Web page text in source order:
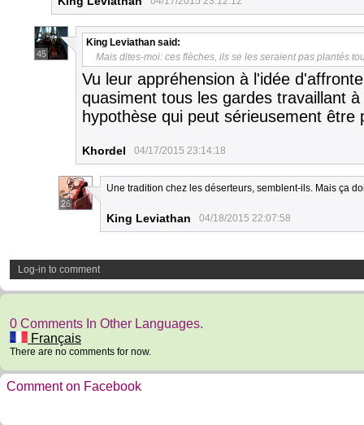
45
King Leviathan said:
Mais dites-moi: ces flèches, ils se les seraient pas plantés
Vu leur appréhension à l'idée
quasiment tous les gardes travaillant
hypothèse qui peut sérieusement
Khordel 04/17/2015 23:14:18
26
Une tradition chez les déserteurs, semblent-ils. Mais ça
King Leviathan 04/18/2015 22:07:58
Log-in to comment
0 Comments In Other Languages.
Français
There are no comments for now.
Comment on Facebook